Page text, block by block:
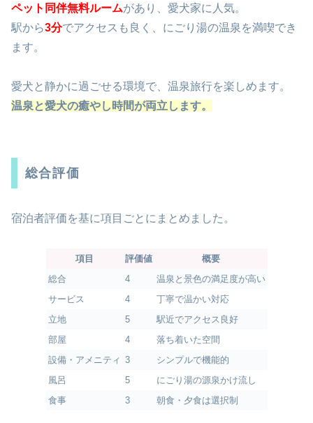
ペット同伴無料ルームがあり、愛犬家に人気。
駅から3分でアクセスも良く、にごり湯の温泉を満喫でき
ます。
愛犬と静かに過ごせる環境で、温泉旅行を楽しめます。
温泉と愛犬の癒やし時間が両立します。
総合評価
宿泊者評価を基に項目ごとにまとめました。
項目 評価値
概要
総合
4
温泉と景色の満足度が高い
サービス
4
丁寧で温かい対応
立地
5
駅近でアクセス良好
部屋
4
落ち着いた空間
設備・アメニティ 3
シンプルで機能的
風呂
5
にごり湯の源泉かけ流し
食事
3 朝食・夕食は選択制